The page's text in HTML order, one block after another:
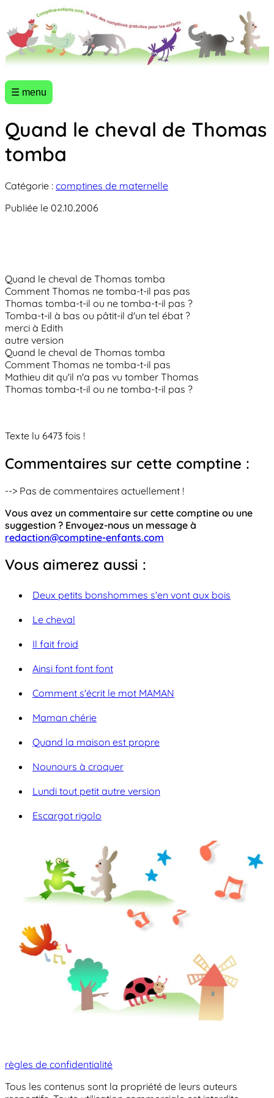
☰ menu
Quand le cheval de Thomas
tomba
Catégorie : comptines de maternelle
Publiée le 02.10.2006
Quand le cheval de Thomas tomba
Comment Thomas ne tomba-t-il pas pas
Thomas tomba-t-il ou ne tomba-t-il pas ?
Tomba-t-il à bas ou pâtit-il d'un tel ébat ?
merci à Edith
autre version
Quand le cheval de Thomas tomba
Comment Thomas ne tomba-t-il pas
Mathieu dit qu'il n'a pas vu tomber Thomas
Thomas tomba-t-il ou ne tomba-t-il pas ?
Texte lu 6473 fois !
Commentaires sur cette comptine :
--> Pas de commentaires actuellement !
Vous avez un commentaire sur cette comptine ou une
suggestion ? Envoyez-nous un message à
redaction@comptine-enfants.com
Vous aimerez aussi :
Deux petits bonshommes s'en vont aux bois
Le cheval
Il fait froid
Ainsi font font font
Comment s'écrit le mot MAMAN
Maman chérie
Quand la maison est propre
Nounours à croquer
Lundi tout petit autre version
Escargot rigolo
règles de confidentialité
Tous les contenus sont la propriété de leurs auteurs